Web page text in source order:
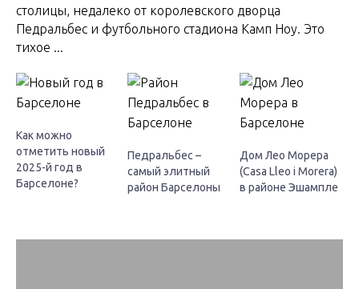
столицы, недалеко от королевского дворца
Педральбес и футбольного стадиона Камп Ноу. Это
тихое ...
Как можно
отметить новый
2025-й год в
Барселоне?
Педральбес –
самый элитный
район Барселоны
Дом Лео Морера
(Casa Lleo i Morera)
в районе Эшампле